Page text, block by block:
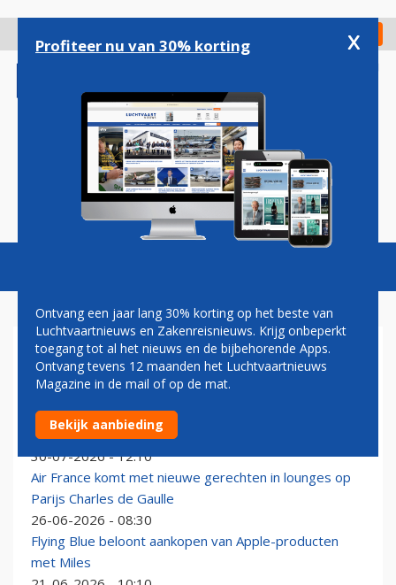
gaan
Check in
Magazine Podcasts Vacatures
AIR FRANCE
Business en First Class steeds belangrijker voor Air
France-KLM: ‘investering betaalt zich uit’
30-07-2026 - 12:10
Air France komt met nieuwe gerechten in lounges op
Parijs Charles de Gaulle
26-06-2026 - 08:30
Flying Blue beloont aankopen van Apple-producten
met Miles
Profiteer nu van 30% korting x
Ontvang een jaar lang 30% korting op het beste van
Luchtvaartnieuws en Zakenreisnieuws. Krijg onbeperkt
toegang tot al het nieuws en de bijbehorende Apps.
Ontvang tevens 12 maanden het Luchtvaartnieuws
Magazine in de mail of op de mat.
Bekijk aanbieding